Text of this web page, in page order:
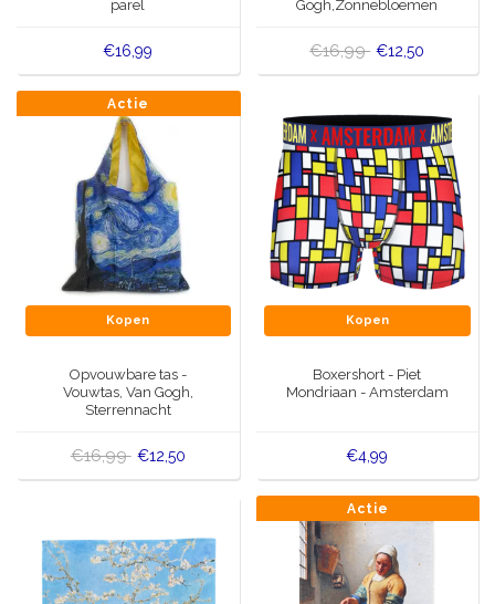
parel
€16,99
Gogh,Zonnebloemen
€16,99 €12,50
Actie
Kopen
Opvouwbare tas -
Vouwtas, Van Gogh,
Sterrennacht
€16,99 €12,50
Kopen
Boxershort - Piet
Mondriaan - Amsterdam
€4,99
Actie